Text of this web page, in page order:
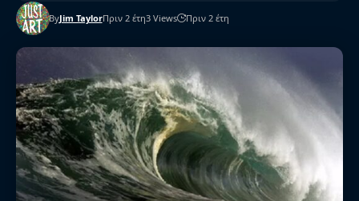
ByJim TaylorΠριν 2 έτη3 Views Πριν 2 έτη